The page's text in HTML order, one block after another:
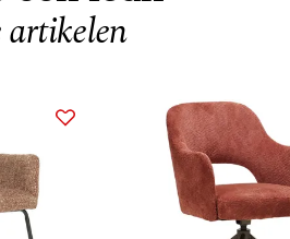
artikelen